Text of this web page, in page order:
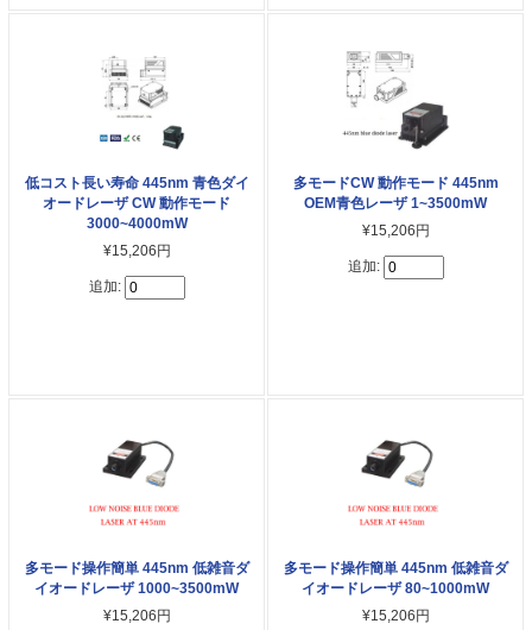
低コスト長い寿命 445nm 青色ダイ
オードレーザ CW 動作モード
3000~4000mW
¥15,206円
追加:
多モードCW 動作モード 445nm
OEM青色レーザ 1~3500mW
¥15,206円
追加:
多モード操作簡単 445nm 低雑音ダ
イオードレーザ 1000~3500mW
¥15,206円
多モード操作簡単 445nm 低雑音ダ
イオードレーザ 80~1000mW
¥15,206円